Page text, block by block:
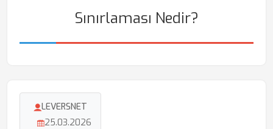
Sınırlaması Nedir?
LEVERSNET
25.03.2026